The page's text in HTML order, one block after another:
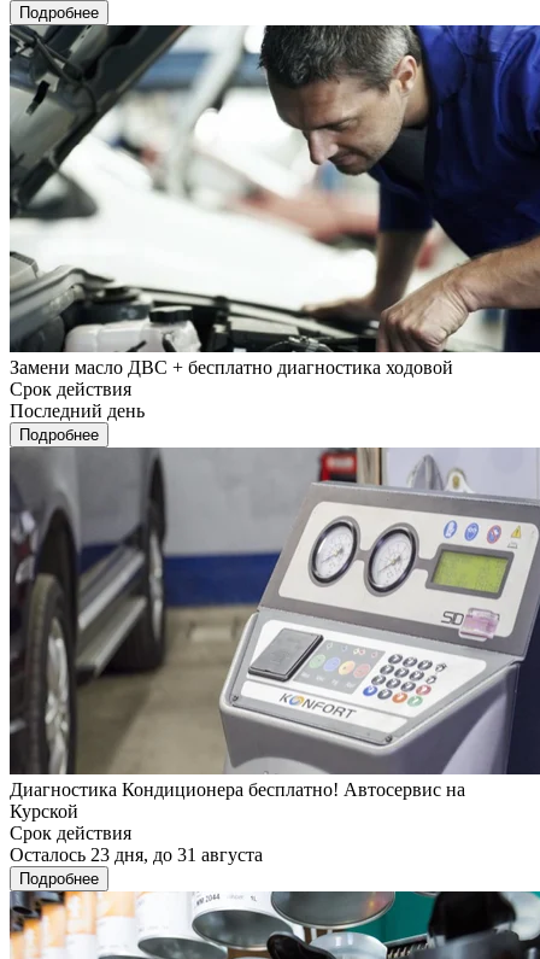
Подробнее
Замени масло ДВС + бесплатно диагностика ходовой
Срок действия
Последний день
Подробнее
Диагностика Кондиционера бесплатно! Автосервис на
Курской
Срок действия
Осталось 23 дня, до 31 августа
Подробнее